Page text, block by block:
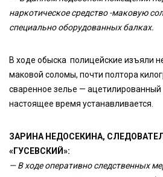
наркотическое средство -маковую
специально оборудованных балках.
В ходе обыска полицейские изъяли
маковой соломы, почти полтора
сваренное зелье — ацетилированный
настоящее время устанавливается.
ЗАРИНА НЕДОСЕКИНА,
«ГУСЕВСКИЙ»:
— В ходе оперативно следственных